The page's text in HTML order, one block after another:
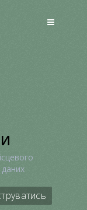
даних